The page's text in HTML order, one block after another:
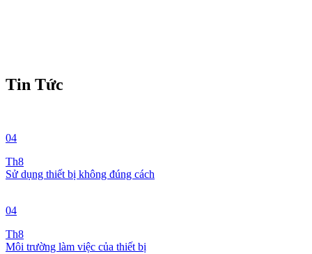
Tin Tức
04
Th8
Sử dụng thiết bị không đúng cách
04
Th8
Môi trường làm việc của thiết bị